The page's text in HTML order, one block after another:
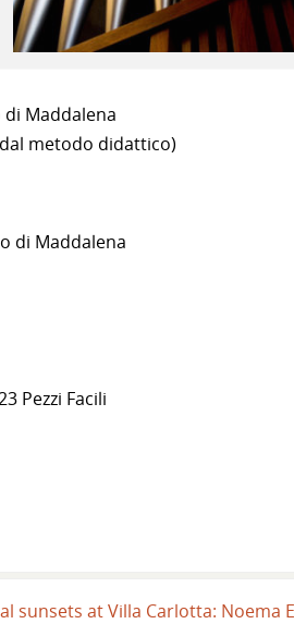
di Maddalena
metodo didattico)
di Maddalena
Pezzi Facili
sunsets at Villa Carlotta: Noema